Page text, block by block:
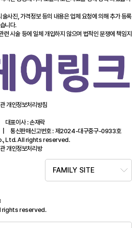
사진, 가격정보 등의 내용은 업체 요청에 의해 추가 등록
니다.
련 시술 등에 일체 개입하지 않으며 법적인 분쟁에 책임지
개인정보처리방침
표이사 : 손재락
통신판매신고번호 : 제2024-대구중구-0933호
Ltd. All rights reserved.
FAMILY SITE
개인정보처리방
rights reserved.